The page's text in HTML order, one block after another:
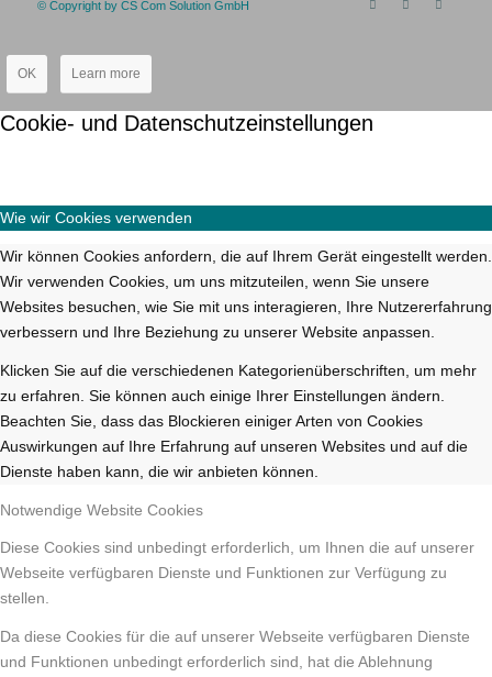
© Copyright by CS Com Solution GmbH
OK Learn more
Cookie- und Datenschutzeinstellungen
Wie wir Cookies verwenden
Wir können Cookies anfordern, die auf Ihrem Gerät eingestellt werden.
Wir verwenden Cookies, um uns mitzuteilen, wenn Sie unsere
Websites besuchen, wie Sie mit uns interagieren, Ihre Nutzererfahrung
verbessern und Ihre Beziehung zu unserer Website anpassen.
Klicken Sie auf die verschiedenen Kategorienüberschriften, um mehr
zu erfahren. Sie können auch einige Ihrer Einstellungen ändern.
Beachten Sie, dass das Blockieren einiger Arten von Cookies
Auswirkungen auf Ihre Erfahrung auf unseren Websites und auf die
Dienste haben kann, die wir anbieten können.
Notwendige Website Cookies
Diese Cookies sind unbedingt erforderlich, um Ihnen die auf unserer
Webseite verfügbaren Dienste und Funktionen zur Verfügung zu
stellen.
Da diese Cookies für die auf unserer Webseite verfügbaren Dienste
und Funktionen unbedingt erforderlich sind, hat die Ablehnung